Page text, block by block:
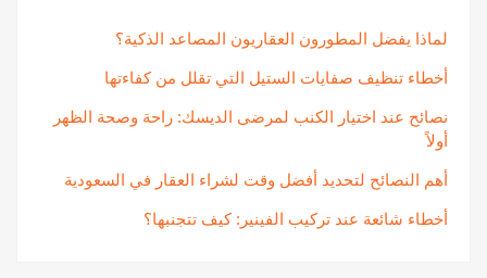
لماذا يفضل المطورون العقاريون المصاعد الذكية؟
أخطاء تنظيف صفايات الستيل التي تقلل من كفاءتها
نصائح عند اختيار الكنب لمرضى الديسك: راحة وصحة الظهر
أولاً
أهم النصائح لتحديد أفضل وقت لشراء العقار في السعودية
أخطاء شائعة عند تركيب الفينير: كيف تتجنبها؟